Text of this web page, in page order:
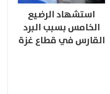
استشهاد الرضيع
الخامس بسبب البرد
القارس في قطاع غزة